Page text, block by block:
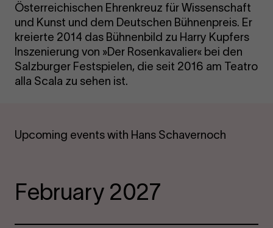
Österreichischen Ehrenkreuz für Wissenschaft
und Kunst und dem Deutschen Bühnenpreis. Er
kreierte 2014 das Bühnenbild zu Harry Kupfers
Inszenierung von »Der Rosenkavalier« bei den
Salzburger Festspielen, die seit 2016 am Teatro
alla Scala zu sehen ist.
Upcoming events with Hans Schavernoch
February 2027